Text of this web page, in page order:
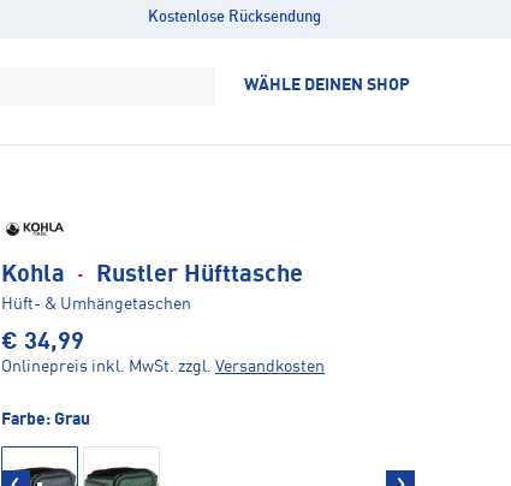
Kostenlose Rücksendung
WÄHLE DEINEN SHOP
Kohla · Rustler Hüfttasche
Hüft- & Umhängetaschen
€ 34,99
Onlinepreis inkl. MwSt. zzgl. Versandkosten
Farbe: Grau